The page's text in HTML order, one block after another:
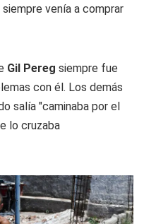
venía a comprar
Gil Pereg siempre fue
con él. Los demás
salía "caminaba por el
lo cruzaba